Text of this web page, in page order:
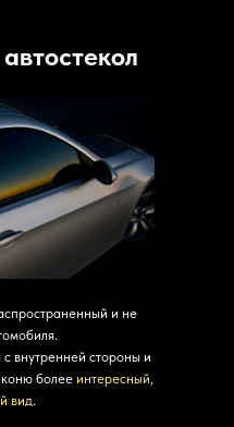
автостекол
и не
внутренней стороны и
более интересный,
вид.